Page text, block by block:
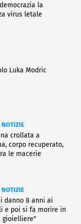
la
virus letale
Luka Modric
NOTIZIE
crollata a
corpo recuperato,
le macerie
NOTIZIE
danno 8 anni ai
e poi si fa morire in
gioielliere"